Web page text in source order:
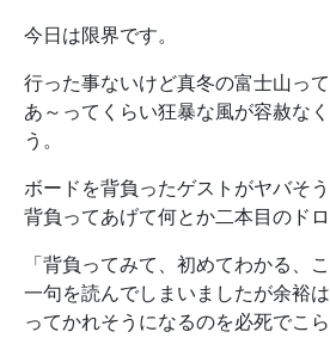
今日は限界です。
行った事ないけど真冬の富士山っ
あ～ってくらい狂暴な風が容赦な
う。
ボードを背負ったゲストがヤバそ
背負ってあげて何とか二本目のドロ
「背負ってみて、初めてわかる、
一句を読んでしまいましたが余裕
ってかれそうになるのを必死でこら